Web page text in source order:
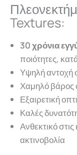
Textures:
30 χρόνια
ποιότητες,
Υψηλή αντοχή
Χαμηλό βάρος
Εξαιρετική
Καλές
Ανθεκτικό
ακτινοβολία